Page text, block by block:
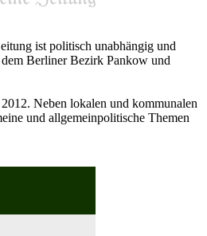
ist politisch unabhängig und
Berliner Bezirk Pankow und
Neben lokalen und kommunalen
und allgemeinpolitische Themen